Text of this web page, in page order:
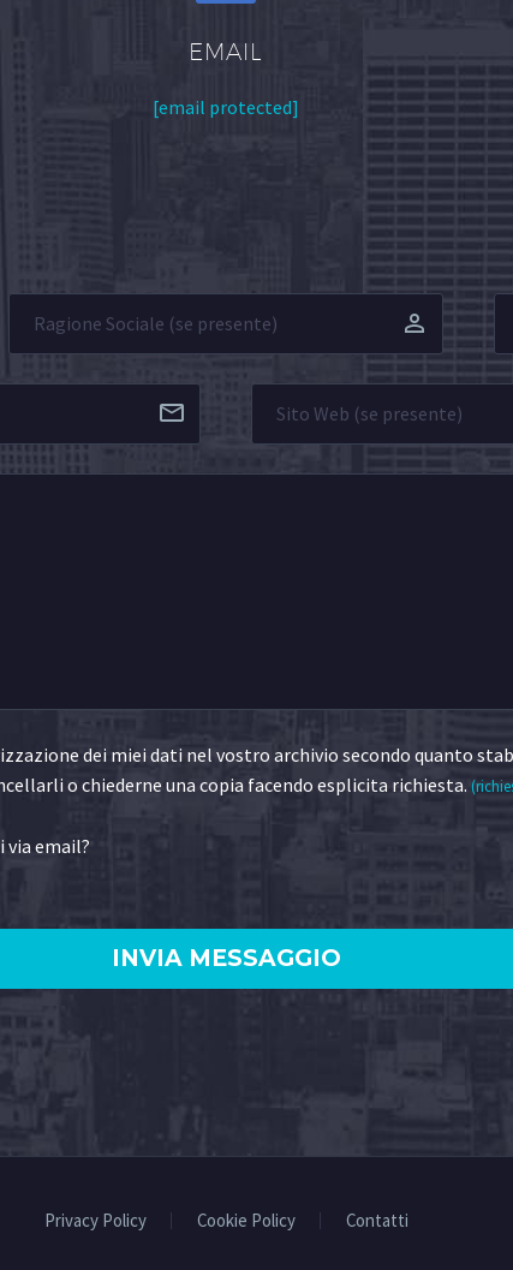
EMAIL
[email protected]
dei miei dati nel vostro archivio secondo quanto
o chiederne una copia facendo esplicita richiesta.
email?
Privacy Policy Cookie Policy Contatti